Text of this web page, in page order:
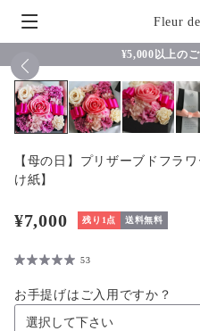
Fleur
¥5,000以上の
【母の日】プリザーブドフラ
け紙】
¥7,000 残り1点 送料無料
53
お手提げはご入用ですか？